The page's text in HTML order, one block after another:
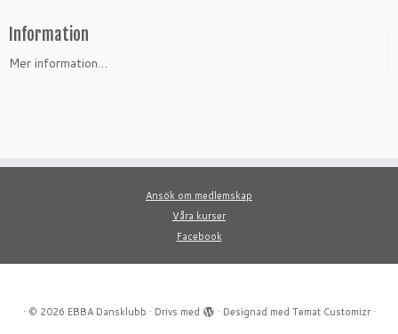
Information
Mer information…
Ansök om medlemskap
Våra kurser
Facebook
· © 2026 EBBA Dansklubb · Drivs med · Designad med Temat Customizr·